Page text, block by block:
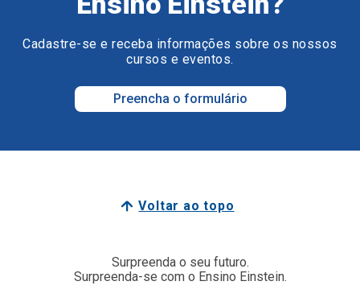
Cadastre-se e receba informações sobre os nossos
cursos e eventos.
Preencha o formulário
Voltar ao topo
Surpreenda o seu futuro.
Surpreenda-se com o Ensino Einstein.